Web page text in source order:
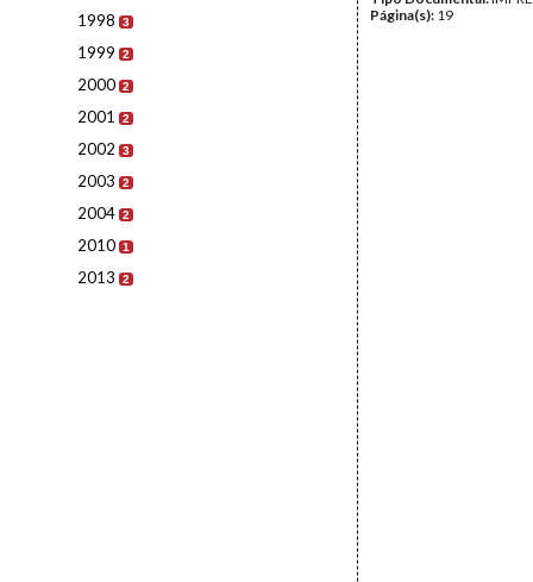
1998 3
1999 2
2000 2
2001 2
2002 3
2003 2
2004 2
2010 1
2013 2
Página(s): 19